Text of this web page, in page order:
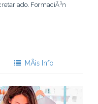
FormaciÃ³n
MÃ¡s Info